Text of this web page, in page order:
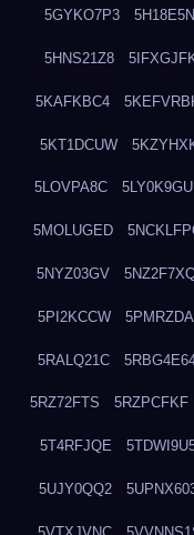
5GYKO7P3
5HNS21Z8
5KAFKBC4
5KT1DCUW
5LOVPA8C 5LY0K9GU
5MOLUGED
5NYZ03GV
5PI2KCCW
5RALQ21C
5RZ72FTS 5RZPCFKF
5T4RFJQE
5UJY0QQ2